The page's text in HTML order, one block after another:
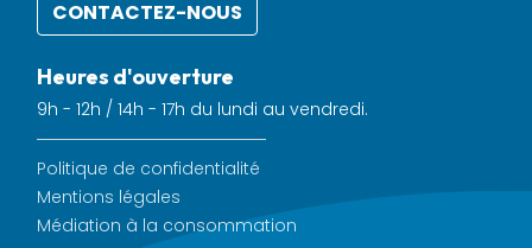
Heures d'ouverture
9h - 12h / 14h - 17h du lundi au vendredi.
Mentions légales
Médiation à la consommation
© 2022 UNGE -Mentions légales et crédits